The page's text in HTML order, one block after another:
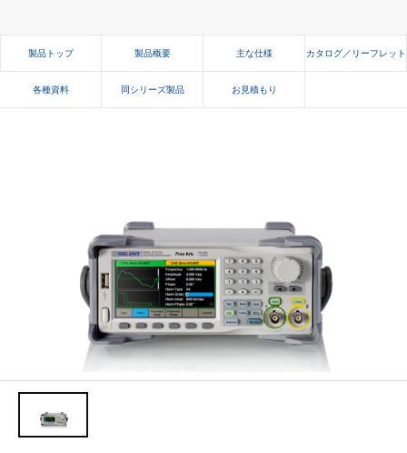
製品トップ 製品概要 主な仕様 カタログ／リーフレット
各種資料 同シリーズ製品 お見積もり